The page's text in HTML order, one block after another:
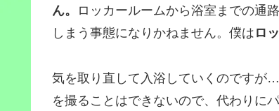
ん。
ロッカールームから浴室までの通
しまう事態になりかねません。僕は ロ
気を取り直して入浴していくのですが…
を撮ることはできないので、代わりに